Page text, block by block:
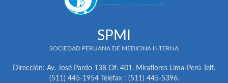
SPMI
SOCIEDAD PERUANA DE MEDICINA INTERNA
Dirección: Av. José Pardo 138 Of. 401. Miraflores Lima-Perú Telf.
(511) 445-1954 Telefax : (511) 445-5396.